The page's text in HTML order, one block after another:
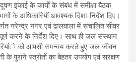
इकाई के कार्याें के संबंध में समीक्षा बैठक
के अधिकारियों आवश्यक दिशा-निर्देश दिए।
नरेन्द्र नगर एवं ढालवाला में संचालित सीवर
करने के निर्देश दिए। साथ ही जल संस्थान
को आपसी समन्वय करते हुए जल जीवन
के पुराने स्त्रोतों का बेहतर उपयोग एवं सरक्षण